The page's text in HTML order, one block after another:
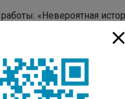
«Невероятная
и «Лесные сны».
Петербург» в серии